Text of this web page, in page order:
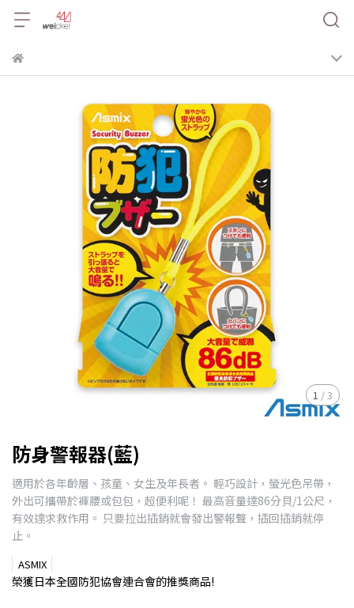
1 /3
防身警報器(藍)
適用於各年齡層、孩童、女生及年長者。 輕巧設計，螢光色吊帶，
外出可攜帶於褲腰或包包，超便利呢！ 最高音量達86分貝/1公尺，
有效達求救作用。 只要拉出插銷就會發出警報聲，插回插銷就停
止。
ASMIX
榮獲日本全國防犯協會連合會的推獎商品!